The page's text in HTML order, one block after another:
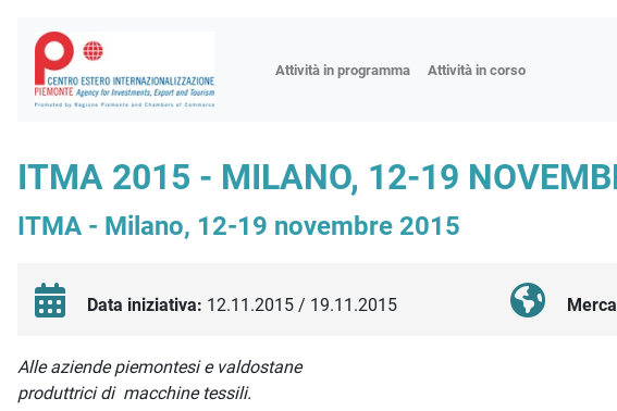
Attività in programma Attività in corso
Fiere
Workshop
Incontri di approfondimento
Focus settoriali
ITMA 2015 - MILANO, 12-19
ITMA - Milano, 12-19 novembre 2015
Data iniziativa: 12.11.2015 / 19.11.2015
Descrizione iniziativa
Alle aziende piemontesi e valdostane
produttrici di macchine tessili.